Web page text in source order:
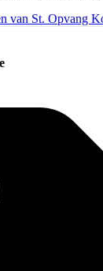
van St. Opvang